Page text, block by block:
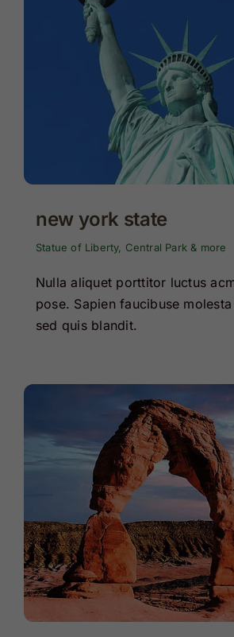
new york state
Statue of Liberty, Central Park & more
Nulla aliquet porttitor luctus
pose. Sapien faucibuse
sed quis blandit.